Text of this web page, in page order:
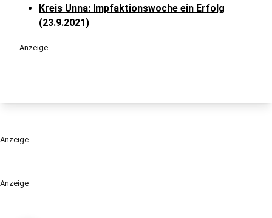
Anzeige
Kreis Unna: Impfaktionswoche ein Erfolg
(23.9.2021)
Anzeige
Anzeige